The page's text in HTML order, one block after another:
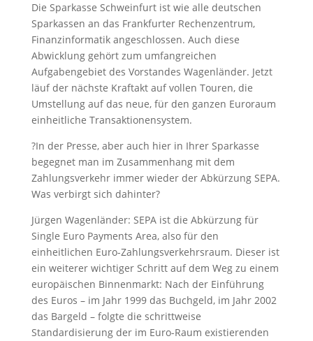
Die Sparkasse Schweinfurt ist wie alle deutschen
Sparkassen an das Frankfurter Rechenzentrum,
Finanzinformatik angeschlossen. Auch diese
Abwicklung gehört zum umfangreichen
Aufgabengebiet des Vorstandes Wagenländer. Jetzt
läuf der nächste Kraftakt auf vollen Touren, die
Umstellung auf das neue, für den ganzen Euroraum
einheitliche Transaktionensystem.
?In der Presse, aber auch hier in Ihrer Sparkasse
begegnet man im Zusammenhang mit dem
Zahlungsverkehr immer wieder der Abkürzung SEPA.
Was verbirgt sich dahinter?
Jürgen Wagenländer: SEPA ist die Abkürzung für
Single Euro Payments Area, also für den
einheitlichen Euro-Zahlungsverkehrsraum. Dieser ist
ein weiterer wichtiger Schritt auf dem Weg zu einem
europäischen Binnenmarkt: Nach der Einführung
des Euros – im Jahr 1999 das Buchgeld, im Jahr 2002
das Bargeld – folgte die schrittweise
Standardisierung der im Euro-Raum existierenden